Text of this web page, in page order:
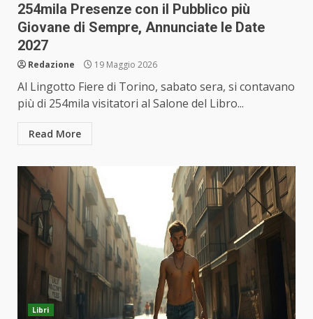
254mila Presenze con il Pubblico più
Giovane di Sempre, Annunciate le Date
2027
Redazione 19 Maggio 2026
Al Lingotto Fiere di Torino, sabato sera, si contavano
più di 254mila visitatori al Salone del Libro...
Read More
Libri